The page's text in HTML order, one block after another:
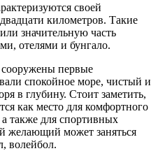
своей
километров. Такие
значительную часть
отелями и бунгало.
первые
спокойное море, чистый и
в глубину. Стоит заметить,
как место для комфортного
также для спортивных
желающий может заняться
волейбол.